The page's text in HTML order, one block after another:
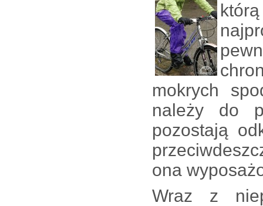
mokrych
należy do
pozostają
ona
Wraz z